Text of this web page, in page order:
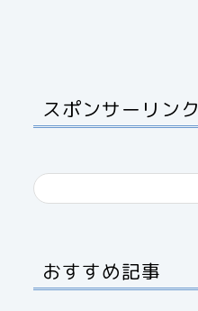
スポンサーリンク
おすすめ記事